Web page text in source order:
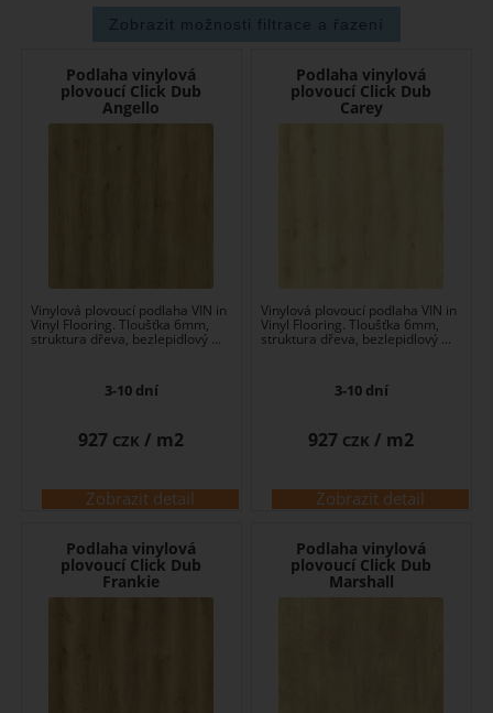
Podlaha vinylová
plovoucí Click Dub
Angello
Vinylová plovoucí podlaha VIN in
Vinyl Flooring. Tloušťka 6mm,
struktura dřeva, bezlepidlový ...
3-10 dní
Zobrazit detail
927 CZK / m2
Podlaha vinylová
plovoucí Click Dub
Carey
Vinylová plovoucí podlaha VIN in
Vinyl Flooring. Tloušťka 6mm,
struktura dřeva, bezlepidlový ...
3-10 dní
Zobrazit detail
927 CZK / m2
Podlaha vinylová
plovoucí Click Dub
Frankie
Podlaha vinylová
plovoucí Click Dub
Marshall